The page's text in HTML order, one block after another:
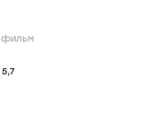
фильм
5,7